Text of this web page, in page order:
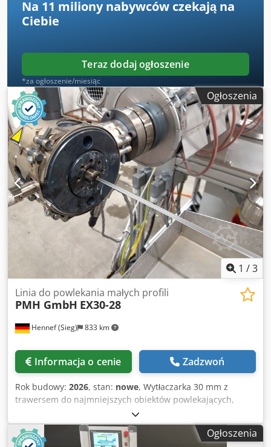
opasek grzewczych: 3 Maks. wydajność: ok. 5 kg/h Maks.
temperatura pracy [°C]: 300
Na 11 miliony nabywców czekają na
Ciebie
Teraz dodaj ogłoszenie
*za ogłoszenie/miesiąc
Ogłoszenia
1 /3
Hennef (Sieg) 833 km
Linia do powlekania małych profili
PMH GmbH EX30-28
Informacja o cenie Zadzwoń
Rok budowy: 2026, stan: nowe, Wytłaczarka 30 mm z
trawersem do najmniejszych obiektów powlekających,
Crodpsf Uc Urofx Ad Sjf z wanną chłodzącą, ściągaczem i
nawijarką z urządzeniem prowadzącym
Ogłoszenia